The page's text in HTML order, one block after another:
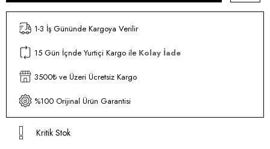
1-3 İş Gününde Kargoya Verilir
15 Gün İçnde Yurtiçi Kargo ile Kolay İade
3500₺ ve Üzeri Ücretsiz Kargo
%100 Orijinal Ürün Garantisi
Kritik Stok